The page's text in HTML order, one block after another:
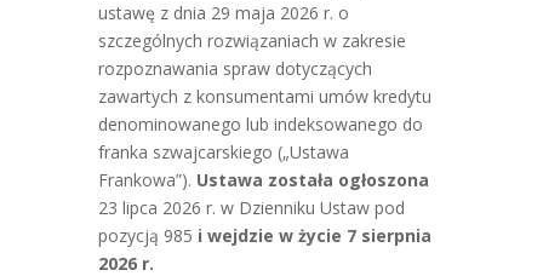
ustawę z dnia 29 maja 2026 r. o
szczególnych rozwiązaniach w zakresie
rozpoznawania spraw dotyczących
zawartych z konsumentami umów kredytu
denominowanego lub indeksowanego do
franka szwajcarskiego („Ustawa
Frankowa”). Ustawa została ogłoszona
23 lipca 2026 r. w Dzienniku Ustaw pod
pozycją 985 i wejdzie w życie 7 sierpnia
2026 r.